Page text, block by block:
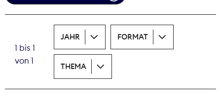
Print
1 bis 1
von 1
JAHR FORMAT
THEMA